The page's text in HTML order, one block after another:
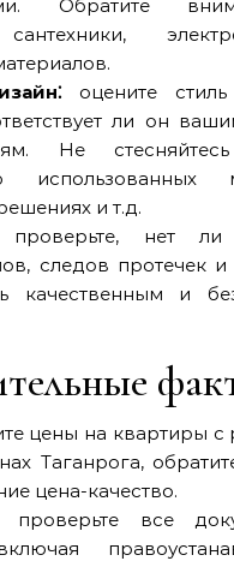
Обратите
оцените
ли он
Не
и т.д.
нет ли
следов протечек и
качественным и
цены на квартиры с
Таганрога,
цена-качество.
все